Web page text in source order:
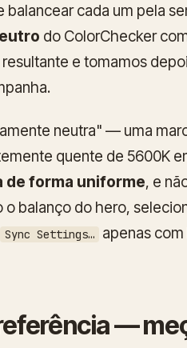
cada um pela
do ColorChecker
e tomamos
neutra" — uma
quente de 5600K
de forma uniforme, e
balanço do hero,
Sync Settings…
apenas
—